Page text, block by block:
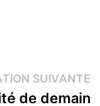
SUIVANTE
de demain